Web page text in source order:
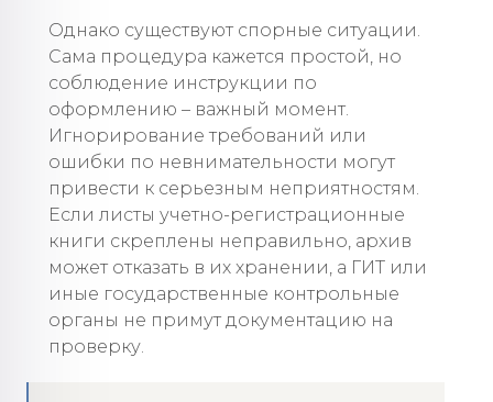
Однако существуют спорные ситуации.
Сама процедура кажется простой, но
соблюдение инструкции по
оформлению – важный момент.
Игнорирование требований или
ошибки по невнимательности могут
привести к серьезным неприятностям.
Если листы учетно-регистрационные
книги скреплены неправильно, архив
может отказать в их хранении, а ГИТ или
иные государственные контрольные
органы не примут документацию на
проверку.